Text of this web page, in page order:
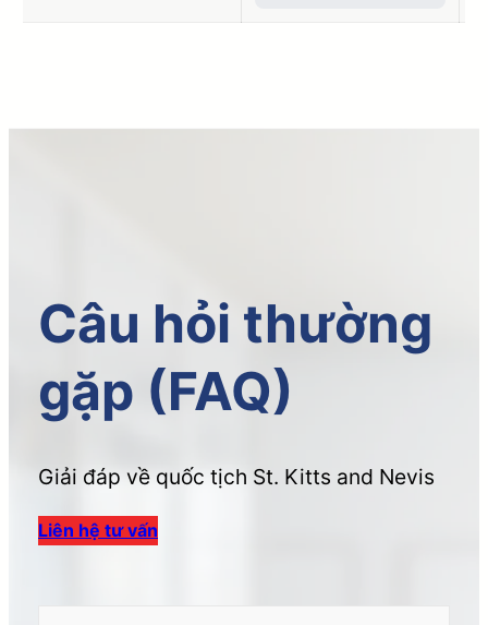
Câu hỏi thường
gặp (FAQ)
Giải đáp về quốc tịch St. Kitts and Nevis
Liên hệ tư vấn